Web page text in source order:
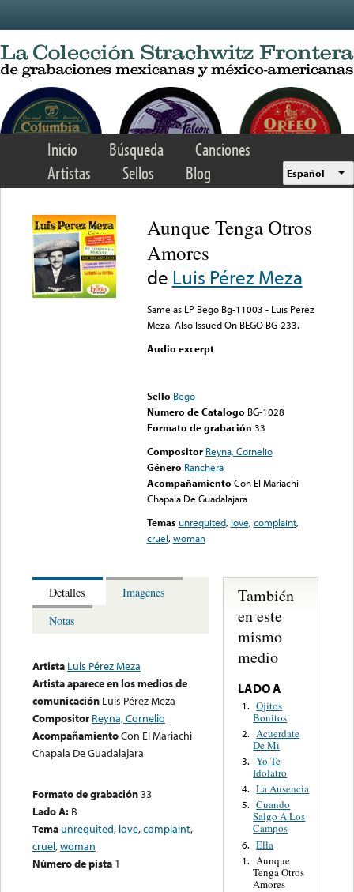
Inicio Búsqueda
Canciones
Artistas
Sellos Blog Español
Aunque Tenga Otros
Amores
de Luis Pérez Meza
Same as LP Bego Bg-11003 - Luis Perez
Meza. Also Issued On BEGO BG-233.
Audio excerpt
Sello Bego
Numero de Catalogo BG-1028
Formato de grabación 33
Compositor Reyna, Cornelio
Género Ranchera
Acompañamiento Con El Mariachi
Chapala De Guadalajara
Temas unrequited, love,complaint,
cruel,woman
Detalles
Imagenes
Notas
Artista Luis Pérez Meza
Artista aparece en los medios de
comunicación Luis Pérez Meza
Compositor Reyna, Cornelio
AcompañamientoCon El Mariachi
Chapala De Guadalajara
Formato de grabación33
Lado A: B
Tema unrequited, love,complaint,
cruel,woman
Número de pista 1
También
en este
mismo
medio
LADO A
1. Ojitos
Bonitos
2. Acuerdate
De Mi
3. Yo Te
Idolatro
4. La Ausencia
5. Cuando
Salgo A Los
Campos
6. Ella
1. Aunque
Tenga Otros
Amores